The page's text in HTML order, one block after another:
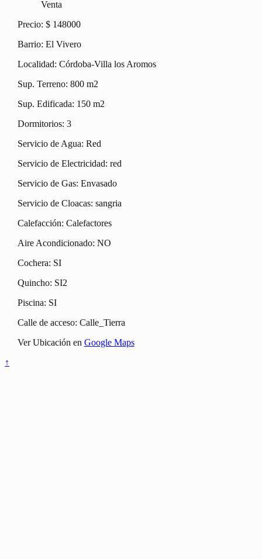
Venta
Precio: $ 148000
Barrio: El Vivero
Localidad: Córdoba-Villa los Aromos
Sup. Terreno: 800 m2
Sup. Edificada: 150 m2
Dormitorios: 3
Servicio de Agua: Red
Servicio de Electricidad: red
Servicio de Gas: Envasado
Servicio de Cloacas: sangria
Calefacción: Calefactores
Aire Acondicionado: NO
Cochera: SI
Quincho: SI2
Piscina: SI
Calle de acceso: Calle_Tierra
Ver Ubicación en Google Maps
↑